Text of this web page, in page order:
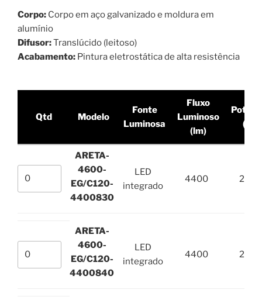
Corpo: Corpo em aço galvanizado e moldura em
alumínio
Difusor:Translúcido (leitoso)
Acabamento: Pintura eletrostática de alta resistência
Qtd Modelo
Fonte
Luminosa
Fluxo
Luminoso
(lm)
(W)
ARETA-
4600-
EG/C120-
4400830
LED
integrado
4400 28,4
ARETA-
4600-
EG/C120-
4400840
LED
integrado
4400 28,4